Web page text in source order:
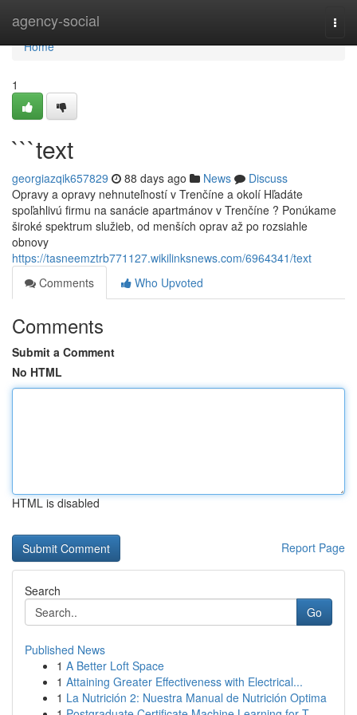
agency-social
Home
Home
1
```text
georgiazqik657829 88 days ago News
Discuss
Opravy a opravy nehnuteľností v Trenčíne a okolí Hľadáte
spoľahlivú firmu na sanácie apartmánov v Trenčíne ? Ponúkame
široké spektrum služieb, od menších oprav až po rozsiahle
obnovy
https://tasneemztrb771127.wikilinksnews.com/6964341/text
Comments
Who Upvoted
Comments
Submit a Comment
No HTML
HTML is disabled
Report Page
Search
Go
Published News
1 A Better Loft Space
1 Attaining Greater Effectiveness with Electrical...
1 La Nutrición 2: Nuestra Manual de Nutrición Optima